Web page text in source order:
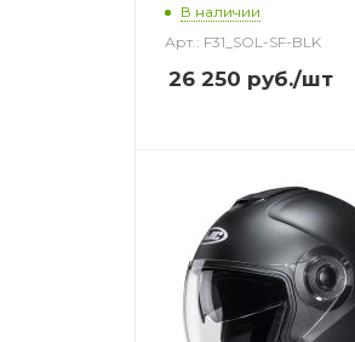
В наличии
Арт.: F31_SOL-SF-BLK
26 250 руб./шт